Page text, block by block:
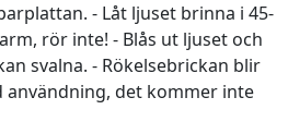
- Låt ljuset brinna i 45-
rör inte! - Blås ut ljuset och
svalna. - Rökelsebrickan blir
det kommer inte